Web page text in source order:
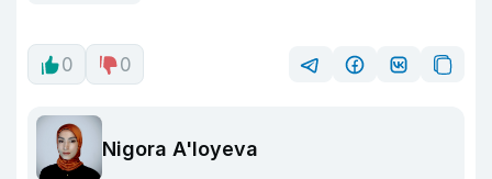
0 0
Nigora A'loyeva